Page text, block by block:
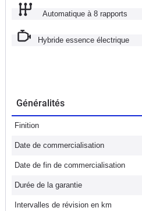
Automatique à 8 rapports
Hybride essence électrique
Généralités
Finition
Date de commercialisation
Date de fin de commercialisation
Durée de la garantie
Intervalles de révision en km